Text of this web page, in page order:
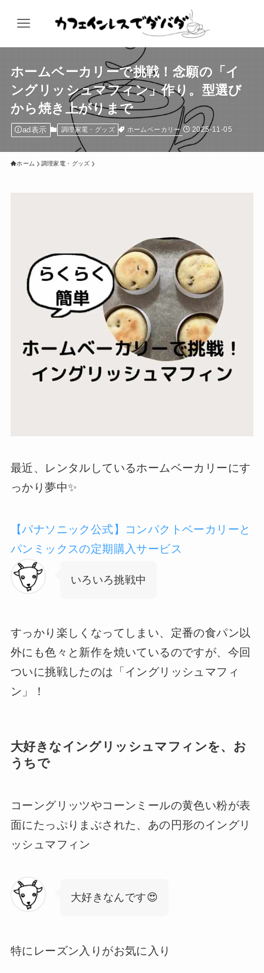
ホームベーカリーで挑戦！念願の「イ
ングリッシュマフィン」作り。型選び
から焼き上がりまで
ad表示 調理家電・グッズ ホームベーカリー 2025-11-05
ホーム 調理家電・グッズ
最近、レンタルしているホームベーカリーにす
っかり夢中✨️
【パナソニック公式】コンパクトベーカリーと
パンミックスの定期購入サービス
いろいろ挑戦中
すっかり楽しくなってしまい、定番の食パン以
外にも色々と新作を焼いているのですが、今回
ついに挑戦したのは「イングリッシュマフィ
ン」！
大好きなイングリッシュマフィンを、お
うちで
コーングリッツやコーンミールの黄色い粉が表
面にたっぷりまぶされた、あの円形のイングリ
ッシュマフィン
大好きなんです😍
特にレーズン入りがお気に入り